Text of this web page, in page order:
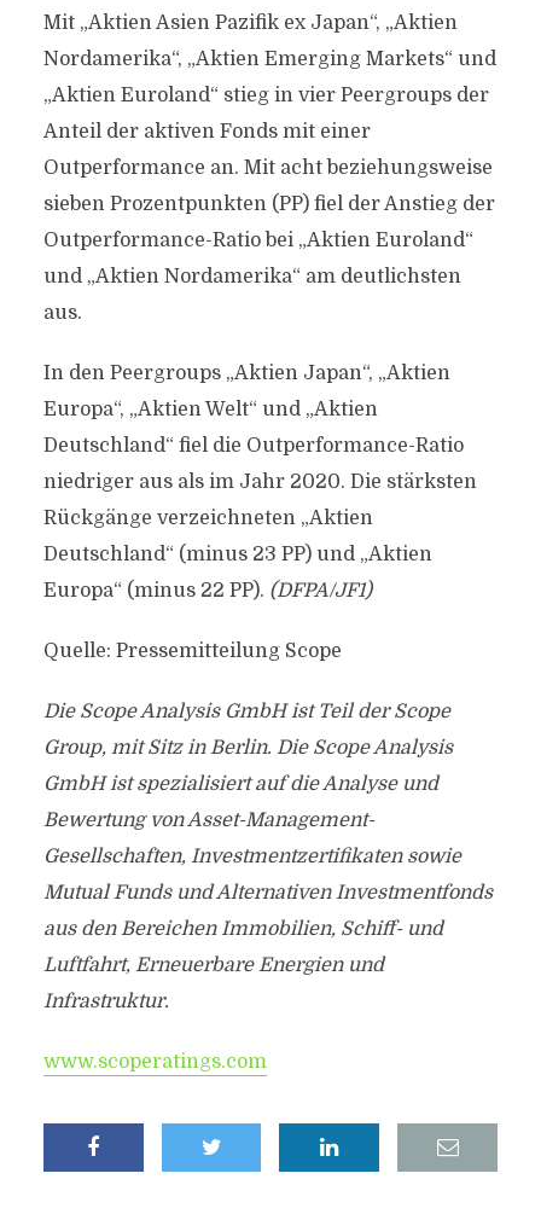
Mit „Aktien Asien Pazifik ex Japan“, „Aktien
Nordamerika“, „Aktien Emerging Markets“ und
„Aktien Euroland“ stieg in vier Peergroups der
Anteil der aktiven Fonds mit einer
Outperformance an. Mit acht beziehungsweise
sieben Prozentpunkten (PP) fiel der Anstieg der
Outperformance-Ratio bei „Aktien Euroland“
und „Aktien Nordamerika“ am deutlichsten
aus.
In den Peergroups „Aktien Japan“, „Aktien
Europa“, „Aktien Welt“ und „Aktien
Deutschland“ fiel die Outperformance-Ratio
niedriger aus als im Jahr 2020. Die stärksten
Rückgänge verzeichneten „Aktien
Deutschland“ (minus 23 PP) und „Aktien
Europa“ (minus 22 PP). (DFPA/JF1)
Quelle: Pressemitteilung Scope
Die Scope Analysis GmbH ist Teil der Scope
Group, mit Sitz in Berlin. Die Scope Analysis
GmbH ist spezialisiert auf die Analyse und
Bewertung von Asset-Management-
Gesellschaften, Investmentzertifikaten sowie
Mutual Funds und Alternativen Investmentfonds
aus den Bereichen Immobilien, Schiff- und
Luftfahrt, Erneuerbare Energien und
Infrastruktur.
www.scoperatings.com